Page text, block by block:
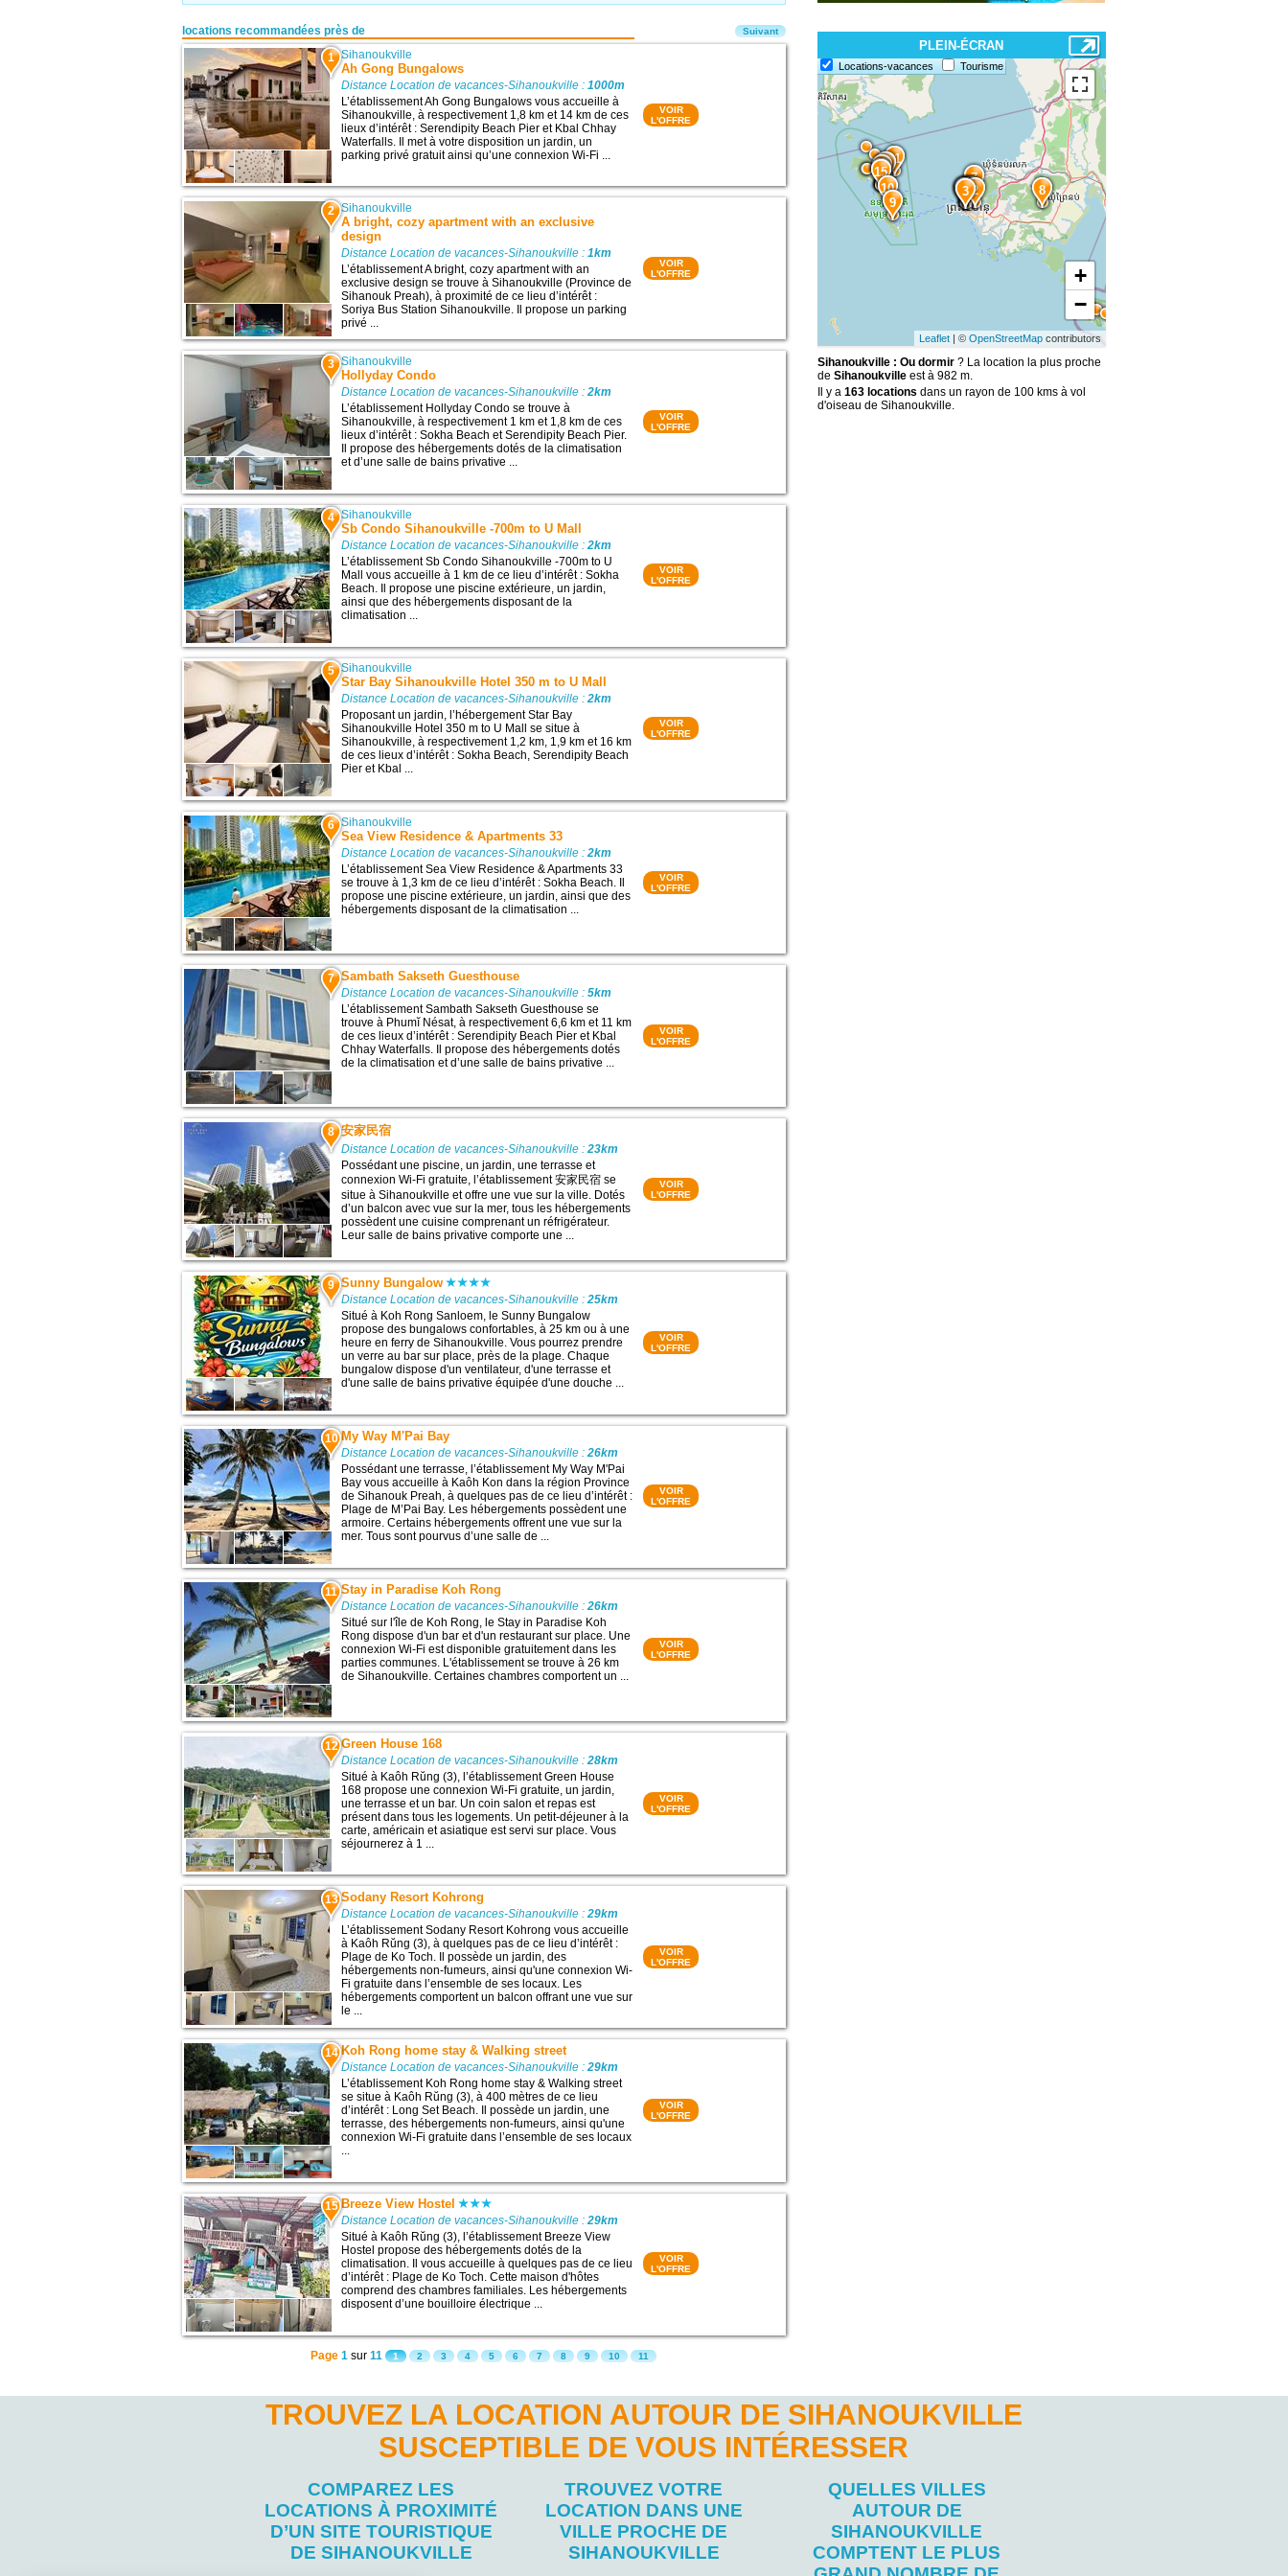
locations recommandées près de
1 Sihanoukville
Ah Gong Bungalows
Distance Location de vacances-Sihanoukville :1000m
L’établissement Ah Gong Bungalows vous accueille à
Sihanoukville, à respectivement 1,8 km et 14 km de ces
lieux d’intérêt : Serendipity Beach Pier et Kbal Chhay
Waterfalls. Il met à votre disposition un jardin, un
parking privé gratuit ainsi qu’une connexion Wi-Fi ...
VOIR
L'OFFRE
2 Sihanoukville
A bright, cozy apartment with an exclusive
design
Distance Location de vacances-Sihanoukville :1km
L’établissement A bright, cozy apartment with an
exclusive design se trouve à Sihanoukville (Province de
Sihanouk Preah), à proximité de ce lieu d’intérêt :
Soriya Bus Station Sihanoukville. Il propose un parking
privé ...
VOIR
L'OFFRE
3 Sihanoukville
Hollyday Condo
Distance Location de vacances-Sihanoukville :2km
L’établissement Hollyday Condo se trouve à
Sihanoukville, à respectivement 1 km et 1,8 km de ces
lieux d’intérêt : Sokha Beach et Serendipity Beach Pier.
Il propose des hébergements dotés de la climatisation
et d’une salle de bains privative ...
VOIR
L'OFFRE
4 Sihanoukville
Sb Condo Sihanoukville -700m to U Mall
Distance Location de vacances-Sihanoukville :2km
L’établissement Sb Condo Sihanoukville -700m to U
Mall vous accueille à 1 km de ce lieu d’intérêt : Sokha
Beach. Il propose une piscine extérieure, un jardin,
ainsi que des hébergements disposant de la
climatisation ...
VOIR
L'OFFRE
5 Sihanoukville
Star Bay Sihanoukville Hotel 350 m to U Mall
Distance Location de vacances-Sihanoukville :2km
Proposant un jardin, l’hébergement Star Bay
Sihanoukville Hotel 350 m to U Mall se situe à
Sihanoukville, à respectivement 1,2 km, 1,9 km et 16 km
de ces lieux d’intérêt : Sokha Beach, Serendipity Beach
Pier et Kbal ...
VOIR
L'OFFRE
6 Sihanoukville
Sea View Residence & Apartments 33
Distance Location de vacances-Sihanoukville :2km
L’établissement Sea View Residence & Apartments 33
se trouve à 1,3 km de ce lieu d’intérêt : Sokha Beach. Il
propose une piscine extérieure, un jardin, ainsi que des
hébergements disposant de la climatisation ...
VOIR
L'OFFRE
7 Sambath Sakseth Guesthouse
Distance Location de vacances-Sihanoukville :5km
L’établissement Sambath Sakseth Guesthouse se
trouve à Phumĭ Nésat, à respectivement 6,6 km et 11 km
de ces lieux d’intérêt : Serendipity Beach Pier et Kbal
Chhay Waterfalls. Il propose des hébergements dotés
de la climatisation et d’une salle de bains privative ...
VOIR
L'OFFRE
8 安家民宿
Distance Location de vacances-Sihanoukville :23km
Possédant une piscine, un jardin, une terrasse et
connexion Wi-Fi gratuite, l’établissement 安家民宿 se
situe à Sihanoukville et offre une vue sur la ville. Dotés
d’un balcon avec vue sur la mer, tous les hébergements
possèdent une cuisine comprenant un réfrigérateur.
Leur salle de bains privative comporte une ...
VOIR
L'OFFRE
9 Sunny Bungalow
Distance Location de vacances-Sihanoukville :25km
Situé à Koh Rong Sanloem, le Sunny Bungalow
propose des bungalows confortables, à 25 km ou à une
heure en ferry de Sihanoukville. Vous pourrez prendre
un verre au bar sur place, près de la plage. Chaque
bungalow dispose d'un ventilateur, d'une terrasse et
d'une salle de bains privative équipée d'une douche ...
VOIR
L'OFFRE
10 My Way M'Pai Bay
Distance Location de vacances-Sihanoukville :26km
Possédant une terrasse, l’établissement My Way M'Pai
Bay vous accueille à Kaôh Kon dans la région Province
de Sihanouk Preah, à quelques pas de ce lieu d’intérêt :
Plage de M’Pai Bay. Les hébergements possèdent une
armoire. Certains hébergements offrent une vue sur la
mer. Tous sont pourvus d’une salle de ...
VOIR
L'OFFRE
11 Stay in Paradise Koh Rong
Distance Location de vacances-Sihanoukville :26km
Situé sur l'île de Koh Rong, le Stay in Paradise Koh
Rong dispose d'un bar et d'un restaurant sur place. Une
connexion Wi-Fi est disponible gratuitement dans les
parties communes. L'établissement se trouve à 26 km
de Sihanoukville. Certaines chambres comportent un ...
VOIR
L'OFFRE
12 Green House 168
Distance Location de vacances-Sihanoukville :28km
Situé à Kaôh Rŭng (3), l’établissement Green House
168 propose une connexion Wi-Fi gratuite, un jardin,
une terrasse et un bar. Un coin salon et repas est
présent dans tous les logements. Un petit-déjeuner à la
carte, américain et asiatique est servi sur place. Vous
séjournerez à 1 ...
VOIR
L'OFFRE
13 Sodany Resort Kohrong
Distance Location de vacances-Sihanoukville :29km
L’établissement Sodany Resort Kohrong vous accueille
à Kaôh Rŭng (3), à quelques pas de ce lieu d’intérêt :
Plage de Ko Toch. Il possède un jardin, des
hébergements non-fumeurs, ainsi qu'une connexion Wi-
Fi gratuite dans l’ensemble de ses locaux. Les
hébergements comportent un balcon offrant une vue sur
le ...
VOIR
L'OFFRE
14 Koh Rong home stay & Walking street
Distance Location de vacances-Sihanoukville :29km
L’établissement Koh Rong home stay & Walking street
se situe à Kaôh Rŭng (3), à 400 mètres de ce lieu
d’intérêt : Long Set Beach. Il possède un jardin, une
terrasse, des hébergements non-fumeurs, ainsi qu'une
connexion Wi-Fi gratuite dans l’ensemble de ses locaux
...
VOIR
L'OFFRE
15 Breeze View Hostel
Distance Location de vacances-Sihanoukville :29km
Situé à Kaôh Rŭng (3), l’établissement Breeze View
Hostel propose des hébergements dotés de la
climatisation. Il vous accueille à quelques pas de ce lieu
d’intérêt : Plage de Ko Toch. Cette maison d'hôtes
comprend des chambres familiales. Les hébergements
disposent d’une bouilloire électrique ...
VOIR
L'OFFRE
Suivant
Page 1 sur11 1 2 3 4 5 6 7 8 9 10 11
PLEIN-ÉCRAN
Locations-vacances Tourisme
15
14
131211
10
9
8
7
6
5
4
3 2
1
+
−
Leaflet | ©OpenStreetMap contributors
Sihanoukville : Ou dormir? La location la plus proche
de Sihanoukvilleest à 982 m.
Il y a 163 locations dans un rayon de 100 kms à vol
d'oiseau de Sihanoukville.
TROUVEZ LA LOCATION AUTOUR DE SIHANOUKVILLE
SUSCEPTIBLE DE VOUS INTÉRESSER
COMPAREZ LES
LOCATIONS À PROXIMITÉ
D’UN SITE TOURISTIQUE
DE SIHANOUKVILLE
TROUVEZ VOTRE
LOCATION DANS UNE
VILLE PROCHE DE
SIHANOUKVILLE
QUELLES VILLES
AUTOUR DE
SIHANOUKVILLE
COMPTENT LE PLUS